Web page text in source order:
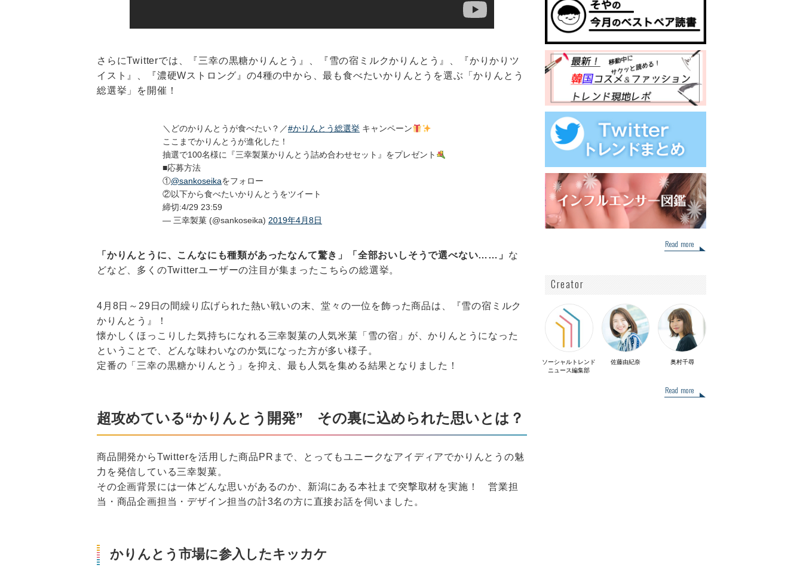
さらにTwitterでは、『三幸の黒糖かりんとう』、『雪の宿ミルクかりんとう』、『かりかりツ
イスト』、『濃硬Wストロング』の4種の中から、最も食べたいかりんとうを選ぶ「かりんとう
総選挙」を開催！
＼どのかりんとうが食べたい？／#かりんとう総選挙 キャンペーン
ここまでかりんとうが進化した！
抽選で100名様に『三幸製菓かりんとう詰め合わせセット』をプレゼント
■応募方法
①@sankoseikaをフォロー
②以下から食べたいかりんとうをツイート
締切:4/29 23:59
— 三幸製菓 (@sankoseika) 2019年4月8日
「かりんとうに、こんなにも種類があったなんて驚き」「全部おいしそうで選べない……」 な
どなど、多くのTwitterユーザーの注目が集まったこちらの総選挙。
4月8日～29日の間繰り広げられた熱い戦いの末、堂々の一位を飾った商品は、『雪の宿ミルク
かりんとう』！
懐かしくほっこりした気持ちになれる三幸製菓の人気米菓「雪の宿」が、かりんとうになった
ということで、どんな味わいなのか気になった方が多い様子。
定番の「三幸の黒糖かりんとう」を抑え、最も人気を集める結果となりました！
超攻めている“かりんとう開発” その裏に込められた思いとは？
商品開発からTwitterを活用した商品PRまで、とってもユニークなアイディアでかりんとうの魅
力を発信している三幸製菓。
その企画背景には一体どんな思いがあるのか、新潟にある本社まで突撃取材を実施！ 営業担
当・商品企画担当・デザイン担当の計3名の方に直接お話を伺いました。
かりんとう市場に参入したキッカケ
Read more
Creator
ソーシャルトレンド
ニュース編集部
佐藤由紀奈 奥村千尋
Read more